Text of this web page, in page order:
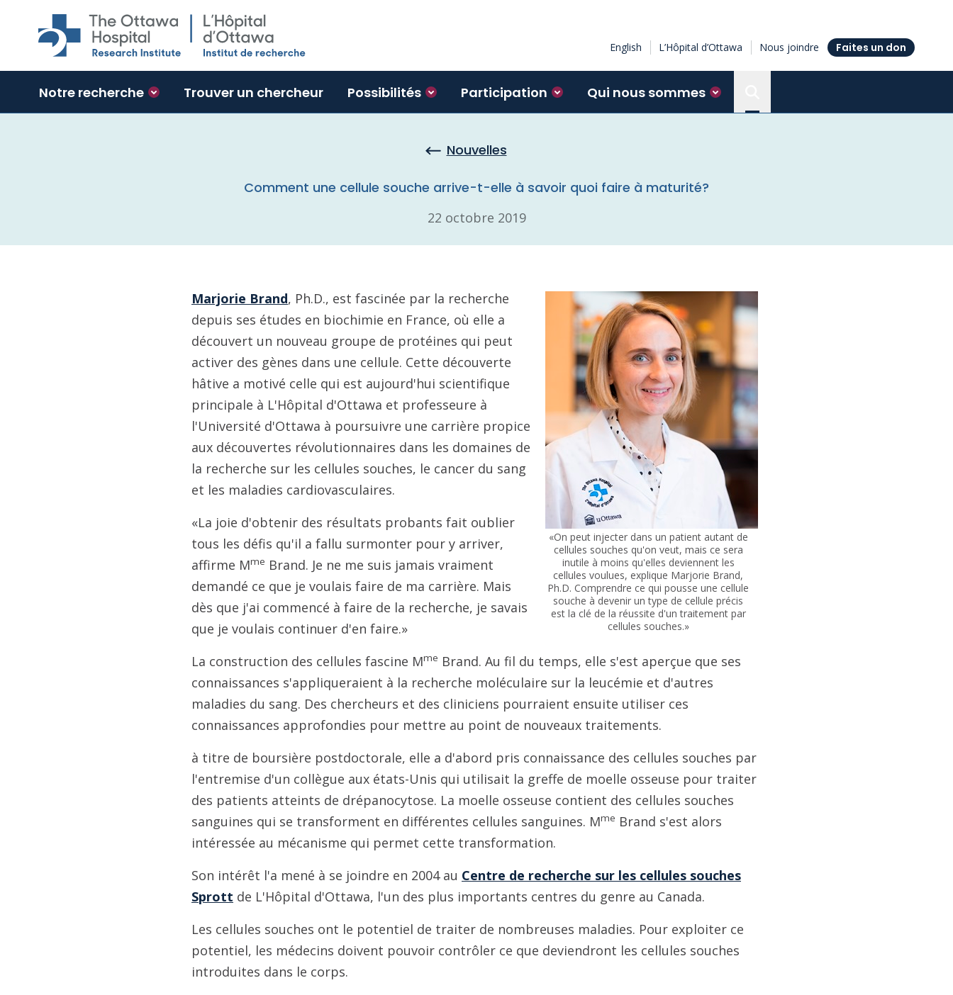
Skip to main content
English L’Hôpital d’Ottawa Nous joindre Faites un don
Notre recherche Trouver un chercheur Possibilités Participation Qui nous sommes
Nouvelles
Comment une cellule souche arrive-t-elle à savoir quoi faire à maturité?
22 octobre 2019
«On peut injecter dans un patient autant de
cellules souches qu'on veut, mais ce sera
inutile à moins qu'elles deviennent les
cellules voulues, explique Marjorie Brand,
Ph.D. Comprendre ce qui pousse une cellule
souche à devenir un type de cellule précis
est la clé de la réussite d'un traitement par
cellules souches.»
Marjorie Brand, Ph.D., est fascinée par la recherche
depuis ses études en biochimie en France, où elle a
découvert un nouveau groupe de protéines qui peut
activer des gènes dans une cellule. Cette découverte
hâtive a motivé celle qui est aujourd'hui scientifique
principale à L'Hôpital d'Ottawa et professeure à
l'Université d'Ottawa à poursuivre une carrière propice
aux découvertes révolutionnaires dans les domaines de
la recherche sur les cellules souches, le cancer du sang
et les maladies cardiovasculaires.
«La joie d'obtenir des résultats probants fait oublier
tous les défis qu'il a fallu surmonter pour y arriver,
affirme Mme Brand. Je ne me suis jamais vraiment
demandé ce que je voulais faire de ma carrière. Mais
dès que j'ai commencé à faire de la recherche, je savais
que je voulais continuer d'en faire.»
La construction des cellules fascine Mme Brand. Au fil du temps, elle s'est aperçue que ses
connaissances s'appliqueraient à la recherche moléculaire sur la leucémie et d'autres
maladies du sang. Des chercheurs et des cliniciens pourraient ensuite utiliser ces
connaissances approfondies pour mettre au point de nouveaux traitements.
à titre de boursière postdoctorale, elle a d'abord pris connaissance des cellules souches par
l'entremise d'un collègue aux états-Unis qui utilisait la greffe de moelle osseuse pour traiter
des patients atteints de drépanocytose. La moelle osseuse contient des cellules souches
sanguines qui se transforment en différentes cellules sanguines. Mme Brand s'est alors
intéressée au mécanisme qui permet cette transformation.
Son intérêt l'a mené à se joindre en 2004 au Centre de recherche sur les cellules souches
Sprott de L'Hôpital d'Ottawa, l'un des plus importants centres du genre au Canada.
Les cellules souches ont le potentiel de traiter de nombreuses maladies. Pour exploiter ce
potentiel, les médecins doivent pouvoir contrôler ce que deviendront les cellules souches
introduites dans le corps.